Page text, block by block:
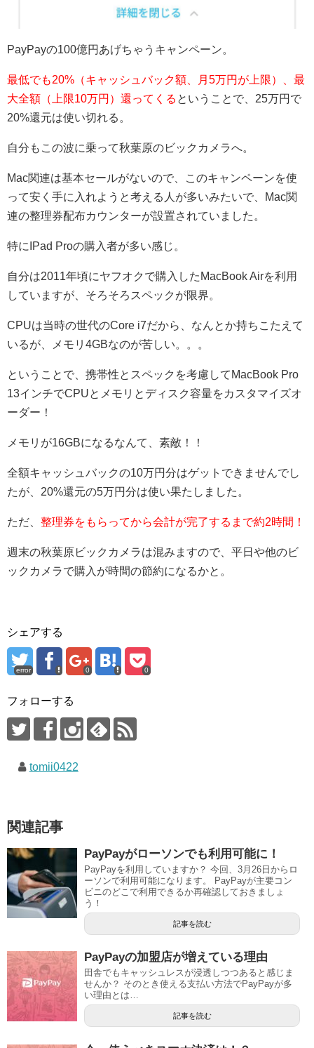
PayPayの100億円あげちゃうキャンペーン。
最低でも20%（キャッシュバック額、月5万円が上限）、最
大全額（上限10万円）還ってくる ということで、25万円で
20%還元は使い切れる。
自分もこの波に乗って秋葉原のビックカメラへ。
Mac関連は基本セールがないので、このキャンペーンを使
って安く手に入れようと考える人が多いみたいで、Mac関
連の整理券配布カウンターが設置されていました。
特にIPad Proの購入者が多い感じ。
自分は2011年頃にヤフオクで購入したMacBook Airを利用
していますが、そろそろスペックが限界。
CPUは当時の世代のCore i7だから、なんとか持ちこたえて
いるが、メモリ4GBなのが苦しい。。。
ということで、携帯性とスペックを考慮してMacBook Pro
13インチでCPUとメモリとディスク容量をカスタマイズオ
ーダー！
メモリが16GBになるなんて、素敵！！
全額キャッシュバックの10万円分はゲットできませんでし
たが、20%還元の5万円分は使い果たしました。
ただ、 整理券をもらってから会計が完了するまで約2時間！
週末の秋葉原ビックカメラは混みますので、平日や他のビ
ックカメラで購入が時間の節約になるかと。
シェアする
error 0 0
フォローする
tomii0422
関連記事
PayPayがローソンでも利用可能に！
PayPayを利用していますか？ 今回、3月26日からロ
ーソンで利用可能になります。 PayPayが主要コン
ビニのどこで利用できるか再確認しておきましょ
う！
記事を読む
PayPayの加盟店が増えている理由
田舎でもキャッシュレスが浸透しつつあると感じま
せんか？ そのとき使える支払い方法でPayPayが多
い理由とは…
記事を読む